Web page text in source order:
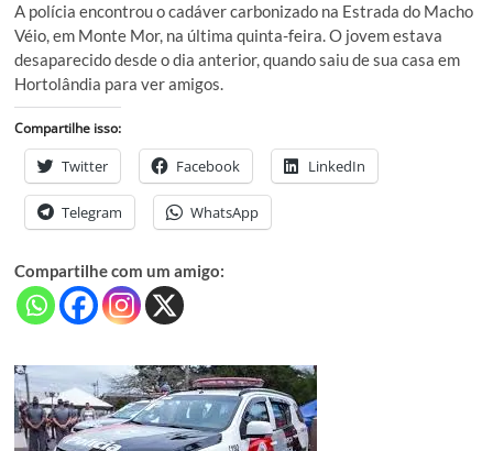
A polícia encontrou o cadáver carbonizado na Estrada do Macho
Véio, em Monte Mor, na última quinta-feira. O jovem estava
desaparecido desde o dia anterior, quando saiu de sua casa em
Hortolândia para ver amigos.
Compartilhe isso:
Twitter Facebook LinkedIn
Telegram WhatsApp
Compartilhe com um amigo: